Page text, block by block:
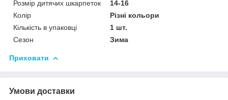
Розмір дитячих шкарпеток
14-16
Колір
Різні кольори
Кількість в упаковці
1 шт.
Сезон
Зима
Приховати
Умови доставки